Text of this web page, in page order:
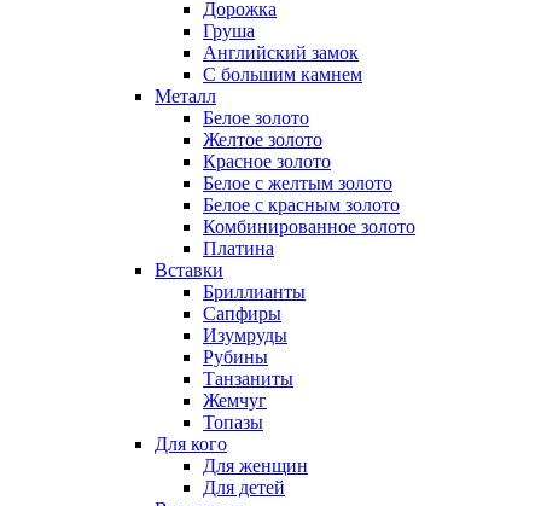
Дорожка
Груша
Английский замок
С большим камнем
Металл
Белое золото
Желтое золото
Красное золото
Белое с желтым золото
Белое с красным золото
Комбинированное золото
Платина
Вставки
Бриллианты
Сапфиры
Изумруды
Рубины
Танзаниты
Жемчуг
Топазы
Для кого
Для женщин
Для детей